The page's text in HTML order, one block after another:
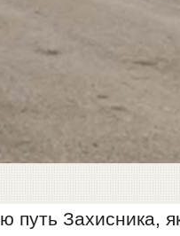
путь Захисника,